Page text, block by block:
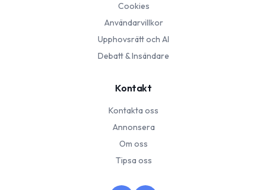
Cookies
Användarvillkor
Upphovsrätt och AI
Debatt & Insändare
Kontakt
Kontakta oss
Annonsera
Om oss
Tipsa oss